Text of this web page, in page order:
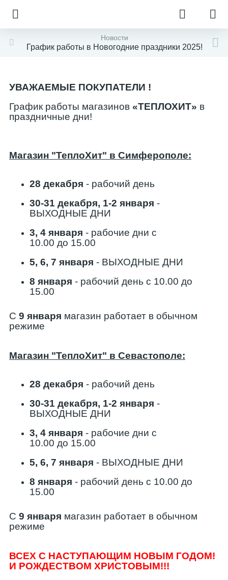
Новости
График работы в Новогодние праздники 2025!
УВАЖАЕМЫЕ ПОКУПАТЕЛИ !
График работы магазинов «ТЕПЛОХИТ» в
праздничные дни!
Магазин "ТеплоХит" в Симферополе:
28 декабря - рабочий день
30-31 декабря, 1-2 января -
ВЫХОДНЫЕ ДНИ
3, 4 января - рабочие дни с
10.00 до 15.00
5, 6, 7 января - ВЫХОДНЫЕ ДНИ
8 января - рабочий день с 10.00 до
15.00
С 9 января магазин работает в обычном
режиме
Магазин "ТеплоХит" в Севастополе:
28 декабря - рабочий день
30-31 декабря, 1-2 января -
ВЫХОДНЫЕ ДНИ
3, 4 января - рабочие дни с
10.00 до 15.00
5, 6, 7 января - ВЫХОДНЫЕ ДНИ
8 января - рабочий день с 10.00 до
15.00
С 9 января магазин работает в обычном
режиме
ВСЕХ С НАСТУПАЮЩИМ НОВЫМ ГОДОМ!
И РОЖДЕСТВОМ ХРИСТОВЫМ!!!